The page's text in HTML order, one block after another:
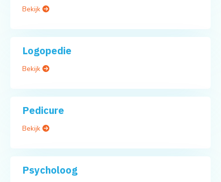
Bekijk
Logopedie
Bekijk
Pedicure
Bekijk
Psycholoog